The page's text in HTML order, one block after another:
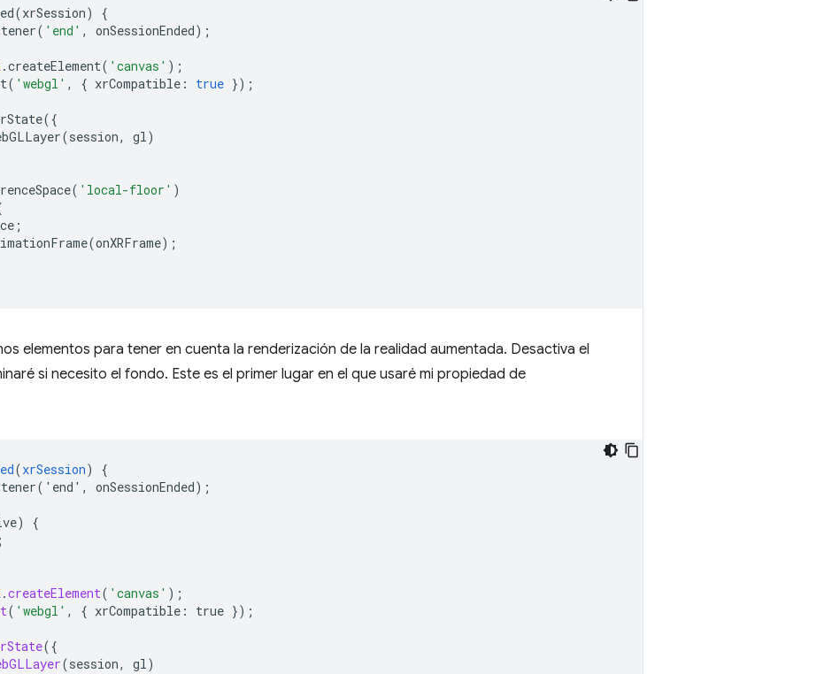
(xrSession)
{
( 'end' , onSessionEnded);
.createElement( 'canvas' );
( 'webgl' , { xrCompatible : true });
({
(session, gl)
( 'local-floor' )
;
(onXRFrame);
elementos para tener en cuenta la renderización de la realidad aumentada. Desactiva el
si necesito el fondo. Este es el primer lugar en el que usaré mi propiedad de
(xrSession)
{
onSessionEnded) ;
{
;
.createElement( 'canvas' );
( 'webgl' , { xrCompatible : true });
({
(session, gl)